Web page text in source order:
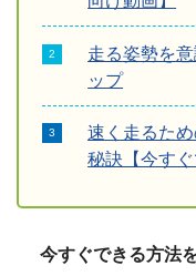
走る姿勢を
ップ
速く走るた
秘訣【今すぐ
今すぐできる方法